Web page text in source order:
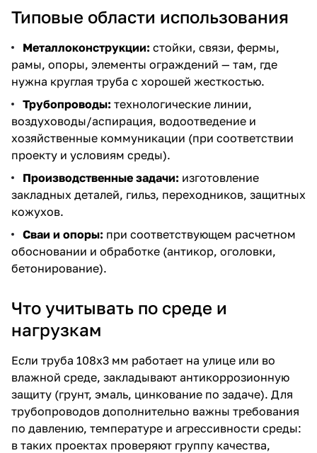
Типовые области использования
Металлоконструкции: стойки, связи, фермы,
рамы, опоры, элементы ограждений — там, где
нужна круглая труба с хорошей жесткостью.
Трубопроводы: технологические линии,
воздуховоды/аспирация, водоотведение и
хозяйственные коммуникации (при соответствии
проекту и условиям среды).
Производственные задачи: изготовление
закладных деталей, гильз, переходников, защитных
кожухов.
Сваи и опоры: при соответствующем расчетном
обосновании и обработке (антикор, оголовки,
бетонирование).
Что учитывать по среде и
нагрузкам
Если труба 108х3 мм работает на улице или во
влажной среде, закладывают антикоррозионную
защиту (грунт, эмаль, цинкование по задаче). Для
трубопроводов дополнительно важны требования
по давлению, температуре и агрессивности среды:
в таких проектах проверяют группу качества,